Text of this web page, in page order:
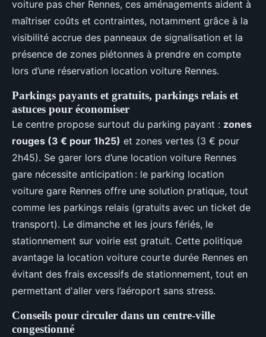
voiture pas cher Rennes, ces aménagements aident à
maîtriser coûts et contraintes, notamment grâce à la
visibilité accrue des panneaux de signalisation et la
présence de zones piétonnes à prendre en compte
lors d’une réservation location voiture Rennes.
Parkings payants et gratuits, parkings relais et
astuces pour économiser
Le centre propose surtout du parking payant : zones
rouges (3 € pour 1h25) et zones vertes (3 € pour
2h45). Se garer lors d’une location voiture Rennes
gare nécessite anticipation : le parking location
voiture gare Rennes offre une solution pratique, tout
comme les parkings relais (gratuits avec un ticket de
transport). Le dimanche et les jours fériés, le
stationnement sur voirie est gratuit. Cette politique
avantage la location voiture courte durée Rennes en
évitant des frais excessifs de stationnement, tout en
permettant d'aller vers l’aéroport sans stress.
Conseils pour circuler dans un centre-ville
congestionné